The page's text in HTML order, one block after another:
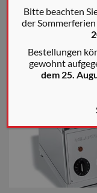
Bitte beachten
der
Bestellungen
gewohnt
dem 25.